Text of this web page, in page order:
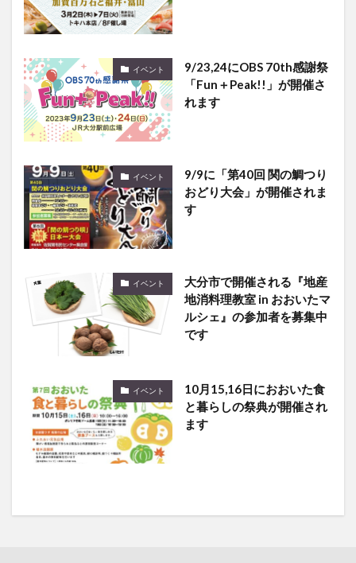
イベント
9/23,24にOBS 70th感謝祭
「Fun＋Peak!!」が開催さ
れます
イベント
9/9に「第40回 関の鯛つり
おどり大会」が開催されま
す
イベント
大分市で開催される『地産
地消料理教室 in おおいたマ
ルシェ』の参加者を募集中
です
イベント
10月15,16日におおいた食
と暮らしの祭典が開催され
ます